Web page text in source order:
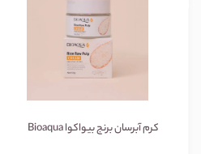
کرم آبرسان برنج بیواکوا Bioaqua